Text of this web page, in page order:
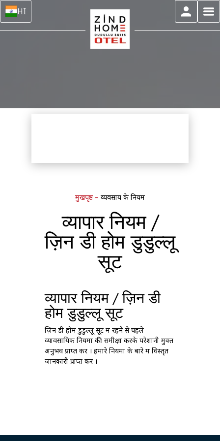
HI
मुखपृष्ठ – व्यवसाय के नियम
व्यापार नियम /
ज़िन डी होम डुडुल्लू
सूट
व्यापार नियम / ज़िन डी
होम डुडुल्लू सूट
ज़िन डी होम डुडुल्लू सूट में रहने से पहले
व्यावसायिक नियमों की समीक्षा करके परेशानी मुक्त
अनुभव प्राप्त करें । हमारे नियमों के बारे में विस्तृत
जानकारी प्राप्त करें ।